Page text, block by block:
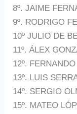
8º. JAIME
9º. RODRIGO
10º JULIO DE
11º. ÁLEX
12º.
13º. LUIS
14º. SERGIO
15º. MATEO